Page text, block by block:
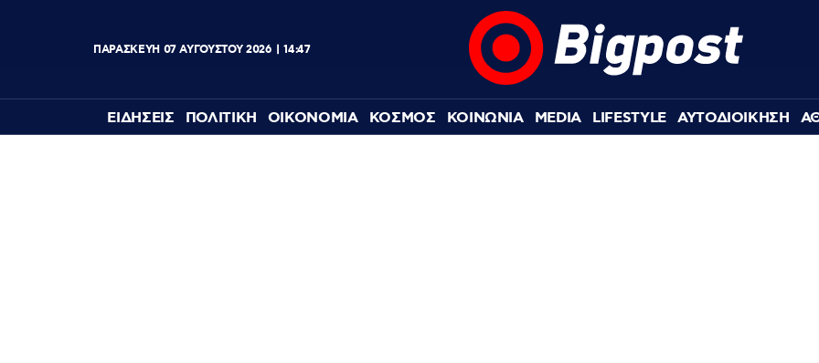
ΠΑΡΑΣΚΕΥΗ 07 ΑΥΓΟΥΣΤΟΥ 2026 14:47
ΕΙΔΗΣΕΙΣ ΠΟΛΙΤΙΚΗ ΟΙΚΟΝΟΜΙΑ ΚΟΣΜΟΣ ΚΟΙΝΩΝΙΑ MEDIA LIFESTYLE ΑΥΤΟΔΙΟΙΚΗΣΗ